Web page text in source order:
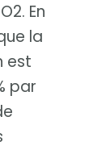
En
la
est
par